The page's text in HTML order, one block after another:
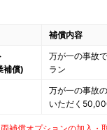
補償内容
補償)
万が一の事故
ラン
万が一の事故
いただく